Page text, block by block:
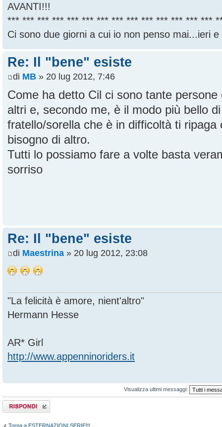
AVANTI!!!
*** *** *** *** *** *** *** *** *** *** *** *** *** ***
Ci sono due giorni a cui io non penso mai...ieri
Re: Il "bene" esiste
di MB » 20 lug 2012, 7:46
Come ha detto Cil ci sono tante
altri e, secondo me, è il modo più bello
fratello/sorella che è in difficoltà ti ripaga
bisogno di altro.
Tutti lo possiamo fare a volte basta
sorriso
Re: Il "bene" esiste
di Maestrina » 20 lug 2012, 23:08
"La felicità è amore, nient'altro"
Hermann Hesse
AR* Girl
http://www.appenninoriders.it
Visualizza ultimi messaggi:
Rispondi al
messaggio
Torna a ESTERNAZIONI SERIE!!!